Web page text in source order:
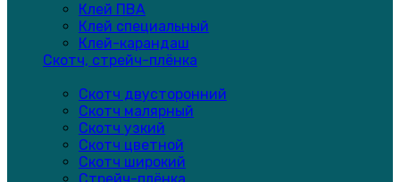
Клей ПВА
Клей специальный
Клей-карандаш
Скотч, стрейч-плёнка
Скотч двусторонний
Скотч малярный
Скотч узкий
Скотч цветной
Скотч широкий